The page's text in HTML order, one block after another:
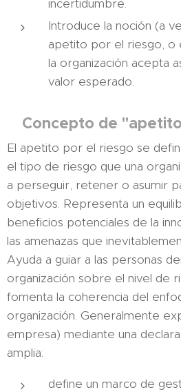
incertidumbre.
Introduce la noción (a
apetito por el riesgo, o
la organización acepta
valor esperado.
Concepto de
El apetito por el riesgo se
el tipo de riesgo que una
a perseguir, retener o asumir
objetivos. Representa un
beneficios potenciales de la
las amenazas que
Ayuda a guiar a las personas
organización sobre el nivel de
fomenta la coherencia del
organización. Generalmente
empresa) mediante una
amplia:
define un marco de